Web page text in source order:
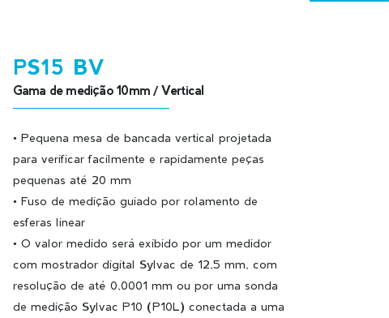
PS15 BV
Gama de medição 10mm / Vertical
• Pequena mesa de bancada vertical projetada
para verificar facilmente e rapidamente peças
pequenas até 20 mm
• Fuso de medição guiado por rolamento de
esferas linear
• O valor medido será exibido por um medidor
com mostrador digital Sylvac de 12,5 mm, com
resolução de até 0,0001 mm ou por uma sonda
de medição Sylvac P10 (P10L) conectada a uma